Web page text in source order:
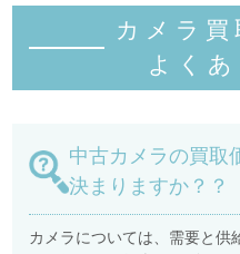
カメラ買
よく
中古カメラの買取
決まりますか？？
カメラについては、需要と供